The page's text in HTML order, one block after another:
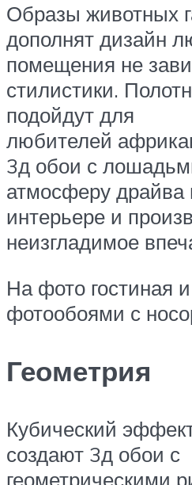
Образы животных
дополнят дизайн
помещения не
стилистики.
подойдут для
любителей
3д обои с
атмосферу драйва
интерьере и
неизгладимое
На фото гостиная
фотообоями с
Геометрия
Кубический
создают 3д обои с
геометрическими